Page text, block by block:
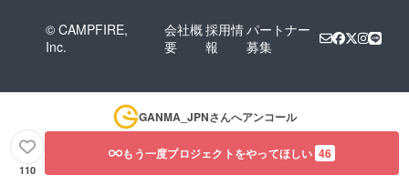
© CAMPFIRE,
Inc.
会社概
要
採用情
報
パートナー
募集
GANMA_JPNさんへアンコール
110
もう一度プロジェクトをやってほしい 46